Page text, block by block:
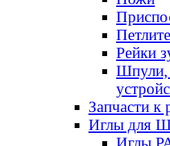
Рейки
Шпули,
Запчасти
Иглы для